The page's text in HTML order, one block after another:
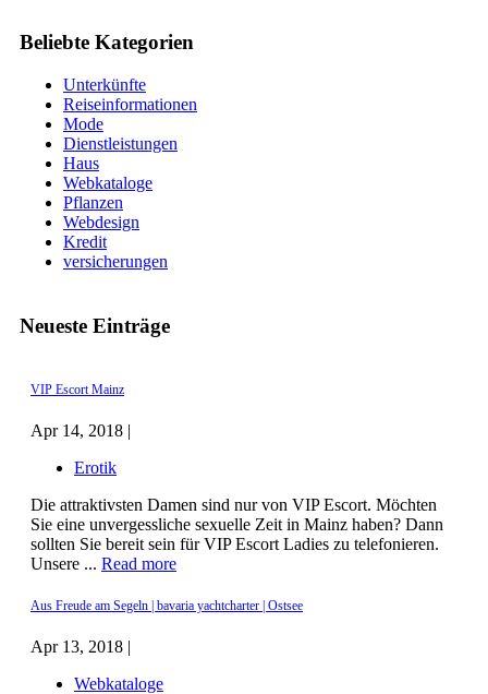
Beliebte Kategorien
Unterkünfte
Reiseinformationen
Mode
Dienstleistungen
Haus
Webkataloge
Pflanzen
Webdesign
Kredit
versicherungen
Neueste Einträge
VIP Escort Mainz
Apr 14, 2018 |
Erotik
Die attraktivsten Damen sind nur von VIP Escort. Möchten
Sie eine unvergessliche sexuelle Zeit in Mainz haben? Dann
sollten Sie bereit sein für VIP Escort Ladies zu telefonieren.
Unsere ... Read more
Aus Freude am Segeln | bavaria yachtcharter | Ostsee
Apr 13, 2018 |
Webkataloge